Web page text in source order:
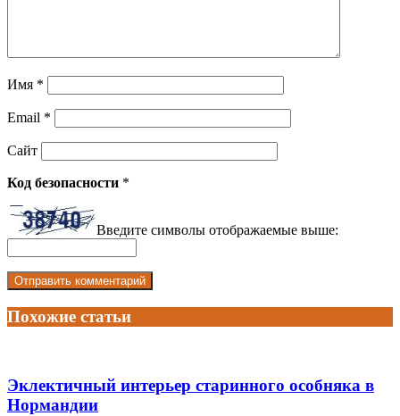
Имя *
Email *
Сайт
Код безопасности *
Введите символы отображаемые выше:
Похожие статьи
Эклектичный интерьер старинного особняка в
Нормандии